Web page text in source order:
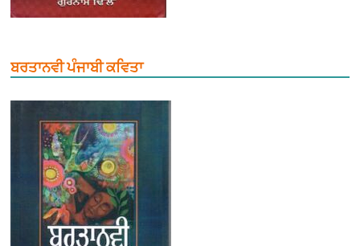
ਬਰਤਾਨਵੀ ਪੰਜਾਬੀ ਕਵਿਤਾ